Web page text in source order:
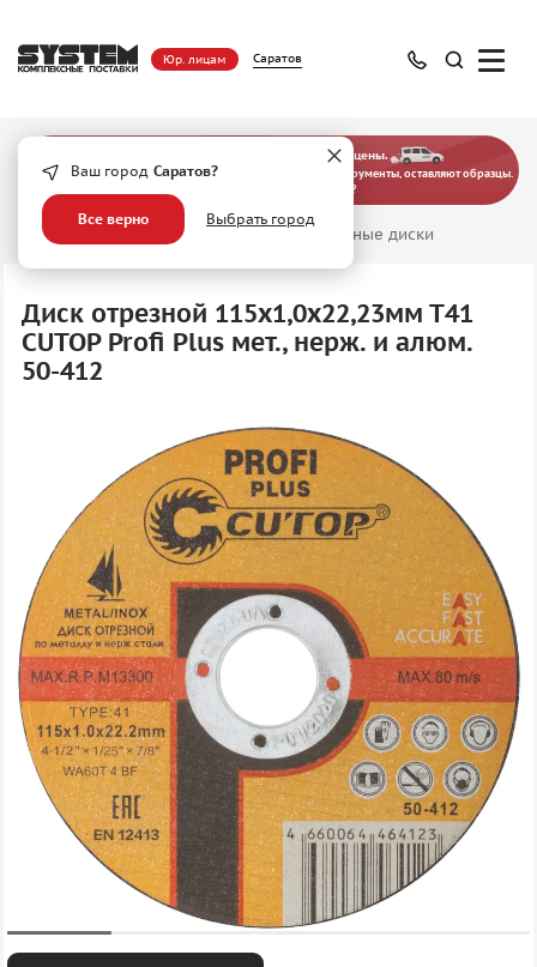
Ваш город Саратов?
Все верно Выбрать город
Юр. лицам Саратов
— больше, чем просто оптовые цены.
Наши эксперты выезжают на предприятия, подбирают инструменты, оставляют образцы.
Хотите узнать, как это работает?
Главная Абразивные материалы Отрезные диски
Диск отрезной 115х1,0х22,23мм Т41
CUTOP Profi Plus мет., нерж. и алюм.
50-412